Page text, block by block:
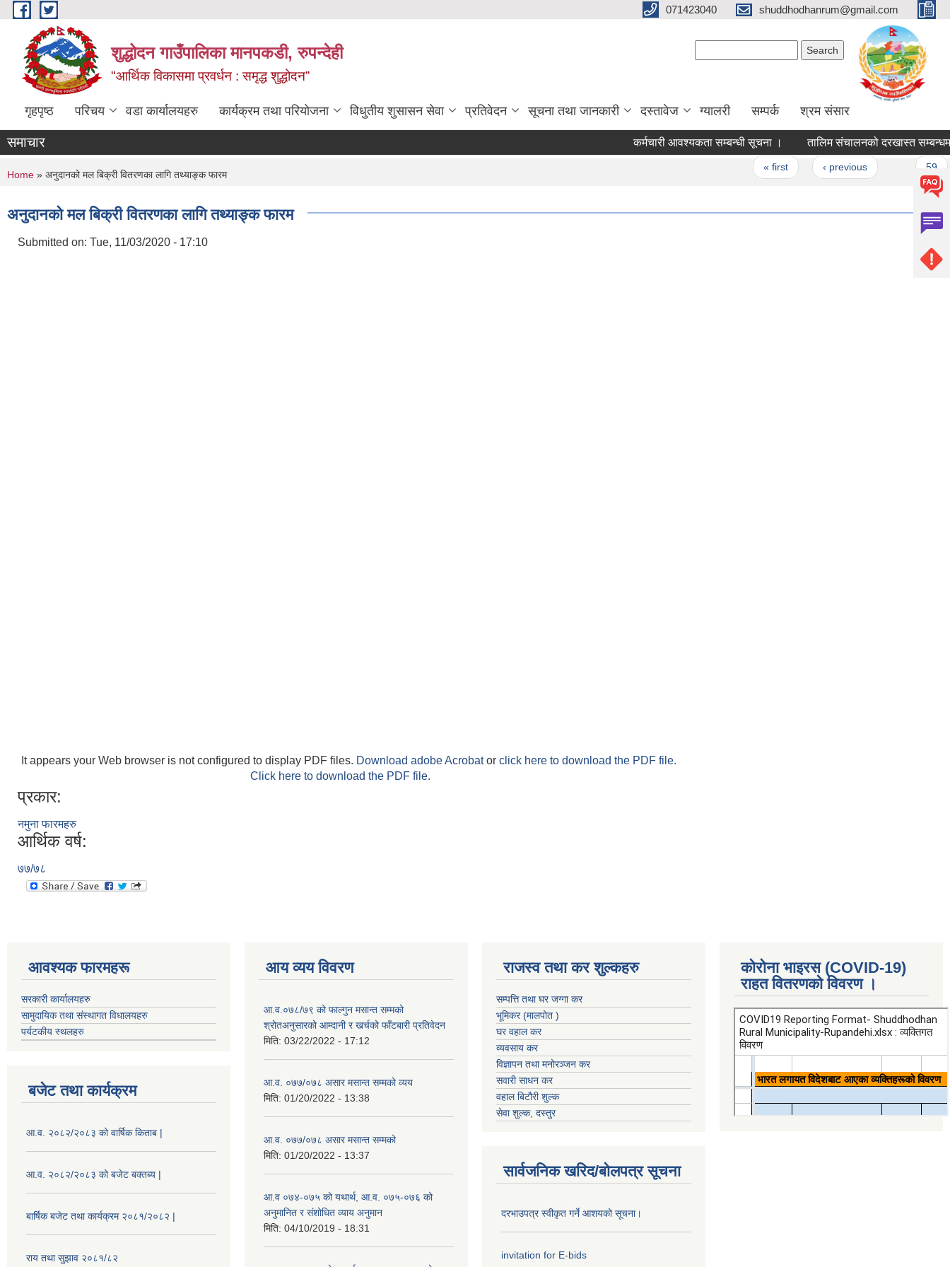
Skip to main content 071423040 shuddhodhanrum@gmail.com
शुद्धोदन गाउँपालिका मानपकडी, रुपन्देही
"आर्थिक विकासमा प्रवर्धन : समृद्ध शुद्धोदन”
गृहपृष्ठ परिचय वडा कार्यालयहरु कार्यक्रम तथा परियोजना विधुतीय शुसासन सेवा प्रतिवेदन सूचना तथा जानकारी दस्तावेज ग्यालरी सम्पर्क श्रम संसार
समाचार कर्मचारी आवश्यकता सम्बन्धी सूचना । तालिम संचालनको दरखास्त सम्बन्धमा ।
‹ previous …
You are here
Home » अनुदानको मल बिक्री वितरणका लागि तथ्याङ्क फारम
अनुदानको मल बिक्री वितरणका लागि तथ्याङ्क फारम
Submitted on: Tue, 11/03/2020 - 17:10
It appears your Web browser is not configured to display PDF files. Download adobe Acrobator click here to download the PDF file.
Click here to download the PDF file.
प्रकार:
नमुना फारमहरु
आर्थिक वर्ष:
७७/७८
आवश्यक फारमहरू
सरकारी कार्यालयहरु
सामुदायिक तथा संस्थागत विधालयहरु
पर्यटकीय स्थलहरु
बजेट तथा कार्यक्रम
आ.व. २०८२/२०८३ को वार्षिक किताब |
आ.व. २०८२/२०८३ को बजेट बक्तब्य |
बार्षिक बजेट तथा कार्यक्रम २०८१/२०८२ |
राय तथा सुझाव २०८१/८२
आय व्यय विवरण
आ.व.०७८/७९ को फाल्गुन मसान्त सम्मको
श्रोतअनुसारको आम्दानी र खर्चको फाँटबारी प्रतिवेदन
मिति: 03/22/2022 - 17:12
आ.व. ०७७/०७८ असार मसान्त सम्मको व्यय
मिति: 01/20/2022 - 13:38
आ.व. ०७७/०७८ असार मसान्त सम्मको
मिति: 01/20/2022 - 13:37
आ.व ०७४-०७५ को यथार्थ, आ.व. ०७५-०७६ को
अनुमानित र संशोधित व्याय अनुमान
मिति: 04/10/2019 - 18:31
राजस्व तथा कर शुल्कहरु
सम्पत्ति तथा घर जग्गा कर
भूमिकर (मालपोत )
घर वहाल कर
व्यवसाय कर
विज्ञापन तथा मनोरञ्जन कर
सवारी साधन कर
वहाल बिटौरी शुल्क
सेवा शुल्क, दस्तुर
सार्वजनिक खरिद/बोलपत्र सूचना
दरभाउपत्र स्वीकृत गर्ने आशयको सूचना।
invitation for E-bids
कोरोना भाइरस (COVID-19)
राहत वितरणको विवरण ।